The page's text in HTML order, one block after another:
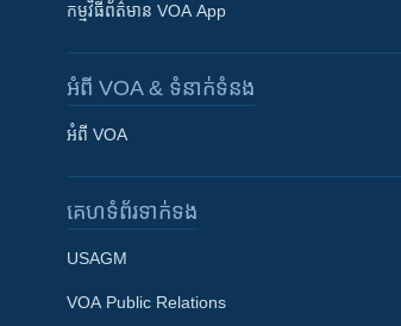
កម្មវិធី​ព័ត៌មាន VOA App
អំពី​ VOA & ទំនាក់ទំនង
អំពី​ VOA
គេហទំព័រ​​ទាក់ទង
USAGM
VOA Public Relations